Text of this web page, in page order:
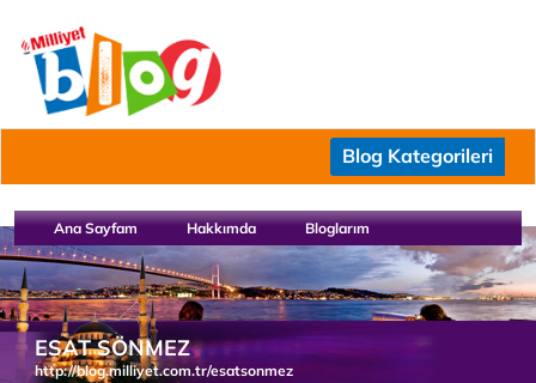
Blog Kategorileri
Ana Sayfam Hakkımda Bloglarım
ESAT SÖNMEZ
http://blog.milliyet.com.tr/esatsonmez